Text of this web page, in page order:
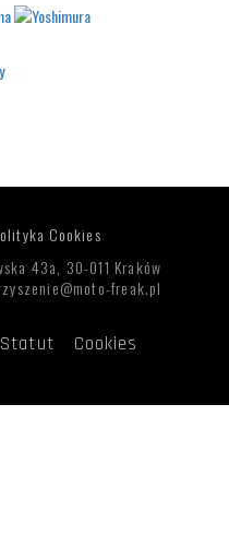
Cookies
43a, 30-011 Kraków
freak.pl
Statut
Cookies